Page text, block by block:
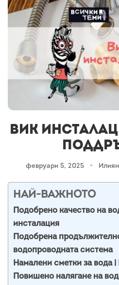
ВиК
февруари 5, 2025 •
НАЙ-ВАЖНОТО
Подобрено качество на
инсталация
Подобрена
водопроводната система
Намалени сметки за вода
Повишено налягане на